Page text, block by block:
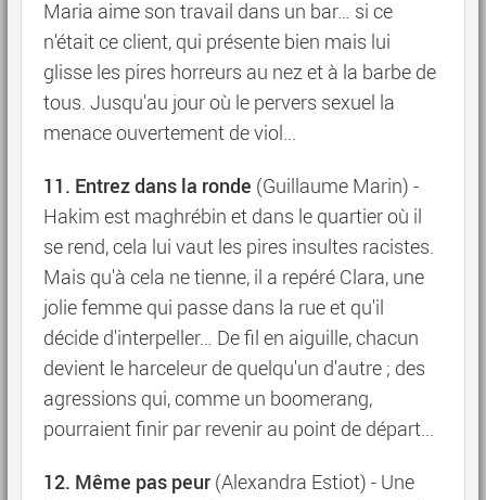
Maria aime son travail dans un bar… si ce
n'était ce client, qui présente bien mais lui
glisse les pires horreurs au nez et à la barbe de
tous. Jusqu'au jour où le pervers sexuel la
menace ouvertement de viol...
11. Entrez dans la ronde (Guillaume Marin) -
Hakim est maghrébin et dans le quartier où il
se rend, cela lui vaut les pires insultes racistes.
Mais qu'à cela ne tienne, il a repéré Clara, une
jolie femme qui passe dans la rue et qu'il
décide d'interpeller… De fil en aiguille, chacun
devient le harceleur de quelqu'un d'autre ; des
agressions qui, comme un boomerang,
pourraient finir par revenir au point de départ...
12. Même pas peur(Alexandra Estiot) - Une